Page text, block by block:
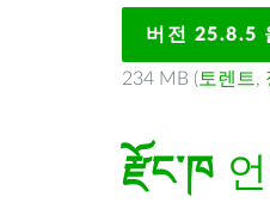
버전 25.8.5
234 MB ( 토렌트,
རྫོང་ཁ